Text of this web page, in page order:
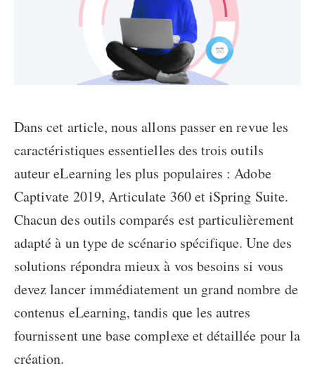
Dans cet article, nous allons passer en revue les
caractéristiques essentielles des trois outils
auteur eLearning les plus populaires : Adobe
Captivate 2019, Articulate 360 et iSpring Suite.
Chacun des outils comparés est particulièrement
adapté à un type de scénario spécifique. Une des
solutions répondra mieux à vos besoins si vous
devez lancer immédiatement un grand nombre de
contenus eLearning, tandis que les autres
fournissent une base complexe et détaillée pour la
création.